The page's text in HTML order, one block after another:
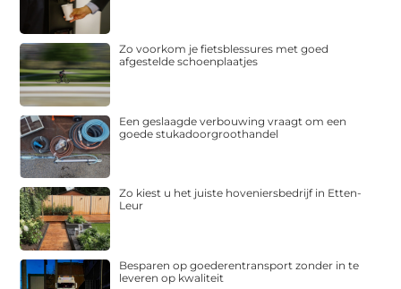
Zo voorkom je fietsblessures met goed
afgestelde schoenplaatjes
Een geslaagde verbouwing vraagt om een
goede stukadoorgroothandel
Zo kiest u het juiste hoveniersbedrijf in Etten-
Leur
Besparen op goederentransport zonder in te
leveren op kwaliteit